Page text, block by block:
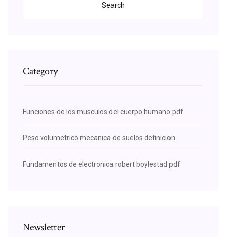
Search
Category
Funciones de los musculos del cuerpo humano pdf
Peso volumetrico mecanica de suelos definicion
Fundamentos de electronica robert boylestad pdf
Newsletter